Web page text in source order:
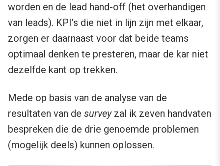
worden en de lead hand-off (het overhandigen
van leads). KPI’s die niet in lijn zijn met elkaar,
zorgen er daarnaast voor dat beide teams
optimaal denken te presteren, maar de kar niet
dezelfde kant op trekken.
Mede op basis van de analyse van de
resultaten van de surveyzal ik zeven handvaten
bespreken die de drie genoemde problemen
(mogelijk deels) kunnen oplossen.